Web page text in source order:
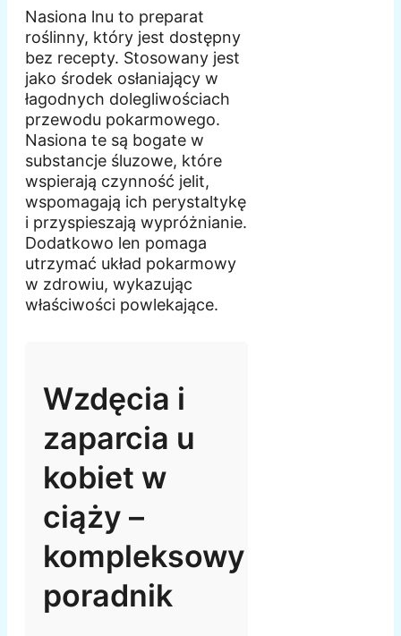
Nasiona lnu to preparat
roślinny, który jest dostępny
bez recepty. Stosowany jest
jako środek osłaniający w
łagodnych dolegliwościach
przewodu pokarmowego.
Nasiona te są bogate w
substancje śluzowe, które
wspierają czynność jelit,
wspomagają ich perystaltykę
i przyspieszają wypróżnianie.
Dodatkowo len pomaga
utrzymać układ pokarmowy
w zdrowiu, wykazując
właściwości powlekające.
Wzdęcia i
zaparcia u
kobiet w
ciąży –
kompleksowy
poradnik